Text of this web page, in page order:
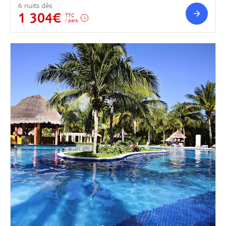
6 nuits dès
1 304€
TTC
/ pers.